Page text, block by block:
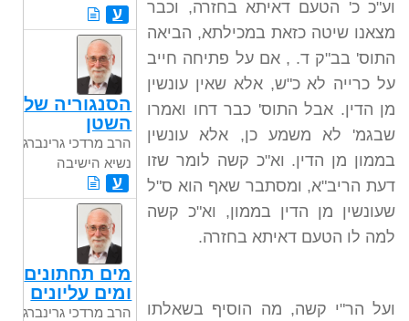
וע"כ כ' הטעם דאיתא בחזרה, וכבר
מצאנו שיטה כזאת במכילתא, הביאה
התוס' בב"ק ד. , אם על פתיחה חייב
על כרייה לא כ"ש, אלא שאין עונשין
מן הדין. אבל התוס' כבר דחו ואמרו
שבגמ' לא משמע כן, אלא עונשין
בממון מן הדין. וא"כ קשה לומר שזו
דעת הריב"א, ומסתבר שאף הוא ס"ל
שעונשין מן הדין בממון, וא"כ קשה
למה לו הטעם דאיתא בחזרה.
ועל הר"י קשה, מה הוסיף בשאלתו
ע
הסנגוריה של
השטן
הרב מרדכי גרינברג
נשיא הישיבה
ע
מים תחתונים
ומים עליונים
הרב מרדכי גרינברג